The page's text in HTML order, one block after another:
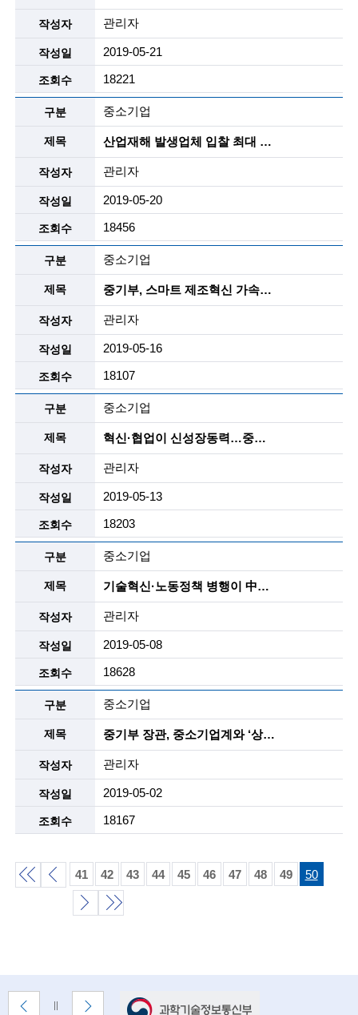
e
e
r
s
f
o
r
a
d
v
a
n
c
e
m
e
n
t
o
f
t
e
c
h
n
o
l
o
g
y
)
관리자
2019-05-21
18221
중소기업
산업재해 발생업체 입찰 최대 2년간 제한
관리자
2019-05-20
18456
중소기업
중기부, 스마트 제조혁신 가속화 추진
관리자
2019-05-16
18107
중소기업
혁신·협업이 신성장동력…중소기업주간 오늘 개막
관리자
2019-05-13
18203
중소기업
기술혁신·노동정책 병행이 中企 디지털화 연착륙 열쇠
관리자
2019-05-08
18628
중소기업
중기부 장관, 중소기업계와 ‘상생·공존’ 끝장토론
관리자
2019-05-02
18167
록
록
41 42 43 44 45 46 47 48 49 50
록
배